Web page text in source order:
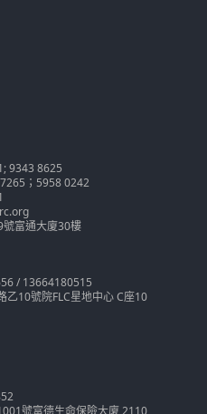
9343 8625
；5958 0242
富通大廈30樓
/ 13664180515
乙10號院FLC星地中心 C座10
號富德生命保險大廈 2110